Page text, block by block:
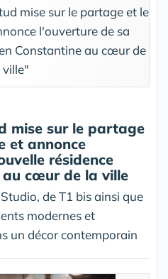
mise sur le partage
et annonce
résidence
au cœur de la ville
de T1 bis ainsi que
modernes et
un décor contemporain